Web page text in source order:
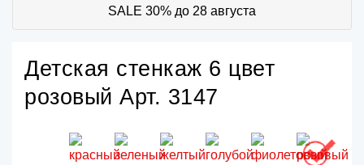
SALE 30% до 28 августа
Детская стенкаж 6 цвет
розовый Арт. 3147